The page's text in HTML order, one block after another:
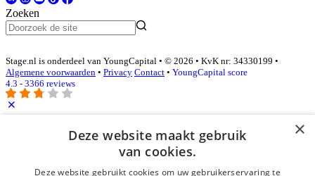
Zoeken
Stage.nl is onderdeel van YoungCapital • © 2026 • KvK nr: 34330199 •
Algemene voorwaarden • Privacy Contact • YoungCapital score
4.3 - 3366 reviews
Inloggen als bedrijf ×
Deze website maakt gebruik
van cookies.
Deze website gebruikt cookies om uw gebruikerservaring te